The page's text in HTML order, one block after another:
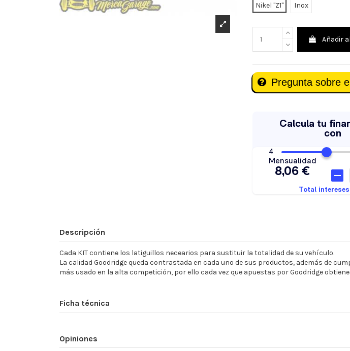
Nikel "Z1"
Inox
Añadir
Pregunta sobre
Descripción
Cada KIT contiene los latiguillos necearios para sustituir la totalidad de su vehículo.
La calidad Goodridge queda contrastada en cada uno de sus productos, además de
más usado en la alta competición, por ello cada vez que apuestas por Goodridge
Ficha técnica
Opiniones